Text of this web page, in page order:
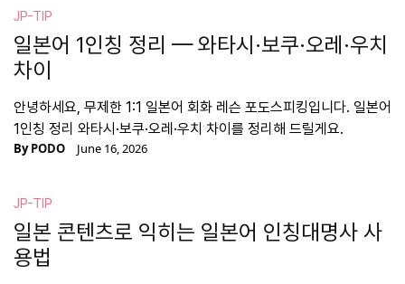
JP-TIP
일본어 1인칭 정리 — 와타시·보쿠·오레·우치
차이
안녕하세요, 무제한 1:1 일본어 회화 레슨 포도스피킹입니다. 일본어
1인칭 정리 와타시·보쿠·오레·우치 차이를 정리해 드릴게요.
ByPODO June 16, 2026
JP-TIP
일본 콘텐츠로 익히는 일본어 인칭대명사 사
용법